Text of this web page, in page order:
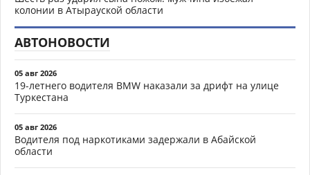
колонии в Атырауской области
АВТОНОВОСТИ
05 авг 2026
19-летнего водителя BMW наказали за дрифт на улице
Туркестана
05 авг 2026
Водителя под наркотиками задержали в Абайской
области